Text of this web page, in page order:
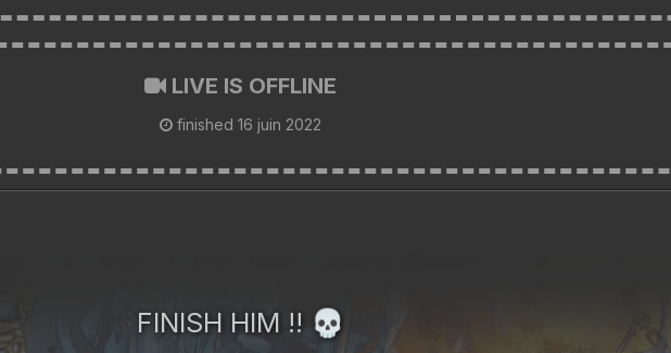
LIVE IS OFFLINE
finished 16 juin 2022
FINISH HIM !! 💀